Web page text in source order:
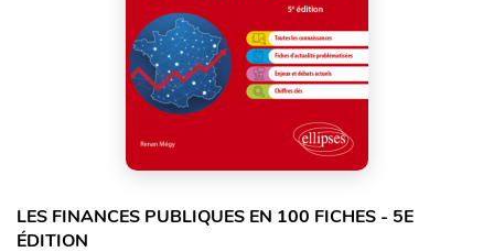
LES FINANCES PUBLIQUES EN 100 FICHES - 5E
ÉDITION